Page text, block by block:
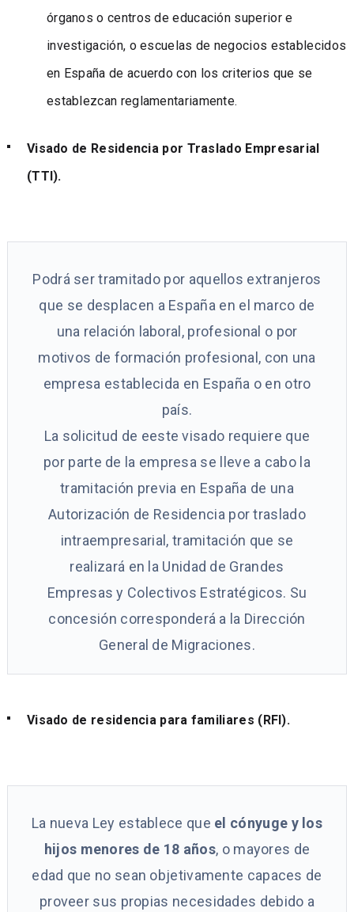
órganos o centros de educación superior e
investigación, o escuelas de negocios establecidos
en España de acuerdo con los criterios que se
establezcan reglamentariamente.
Visado de Residencia por Traslado Empresarial
(TTI).
Podrá ser tramitado por aquellos extranjeros
que se desplacen a España en el marco de
una relación laboral, profesional o por
motivos de formación profesional, con una
empresa establecida en España o en otro
país.
La solicitud de eeste visado requiere que
por parte de la empresa se lleve a cabo la
tramitación previa en España de una
Autorización de Residencia por traslado
intraempresarial, tramitación que se
realizará en la Unidad de Grandes
Empresas y Colectivos Estratégicos. Su
concesión corresponderá a la Dirección
General de Migraciones.
Visado de residencia para familiares (RFI).
La nueva Ley establece que el cónyuge y los
hijos menores de 18 años, o mayores de
edad que no sean objetivamente capaces de
proveer sus propias necesidades debido a